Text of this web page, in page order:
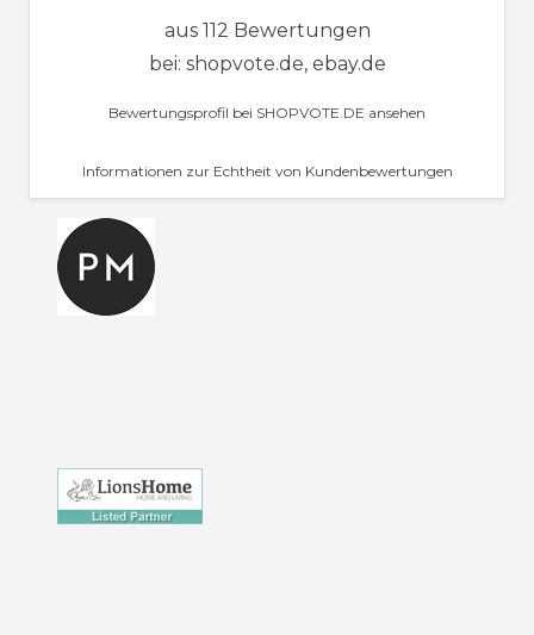
aus 112 Bewertungen
bei: shopvote.de, ebay.de
Bewertungsprofil bei SHOPVOTE.DE ansehen
Informationen zur Echtheit von Kundenbewertungen